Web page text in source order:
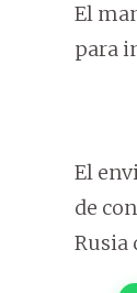
El
para
El
de
Rusia